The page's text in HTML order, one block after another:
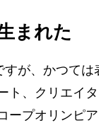
まれた
が、かつては
ト、クリエイ
ープオリンピ